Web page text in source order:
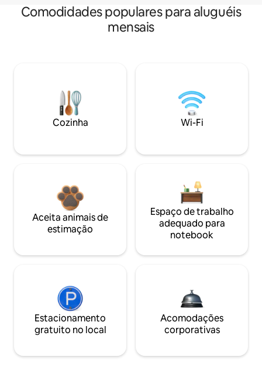
Comodidades populares para aluguéis
mensais
Cozinha Wi-Fi
Aceita animais de
estimação
Espaço de trabalho
adequado para
notebook
Estacionamento
gratuito no local
Acomodações
corporativas